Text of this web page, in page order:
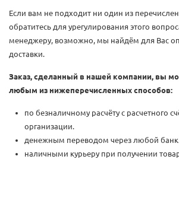
Если вам не подходит ни один из
обратитесь для урегулирования этого
менеджеру, возможно, мы найдём для Вас
доставки.
Заказ, сделанный в нашей компании, вы
любым из нижеперечисленных способов:
по безналичному расчёту с расчетного
организации.
денежным переводом через любой
наличными курьеру при получении